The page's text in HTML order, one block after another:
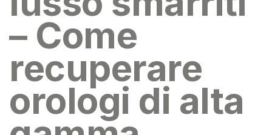
– Come
recuperare
orologi di alta